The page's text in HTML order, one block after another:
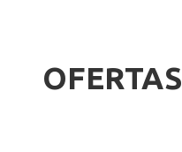
OFERTAS